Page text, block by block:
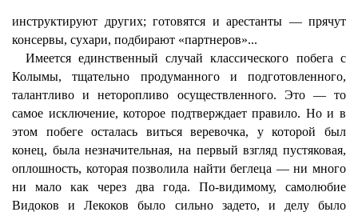
инструктируют других; готовятся и арестанты — прячут
консервы, сухари, подбирают «партнеров»...
Имеется единственный случай классического побега с
Колымы, тщательно продуманного и подготовленного,
талантливо и неторопливо осуществленного. Это — то
самое исключение, которое подтверждает правило. Но и в
этом побеге осталась виться веревочка, у которой был
конец, была незначительная, на первый взгляд пустяковая,
оплошность, которая позволила найти беглеца — ни много
ни мало как через два года. По-видимому, самолюбие
Видоков и Лекоков было сильно задето, и делу было